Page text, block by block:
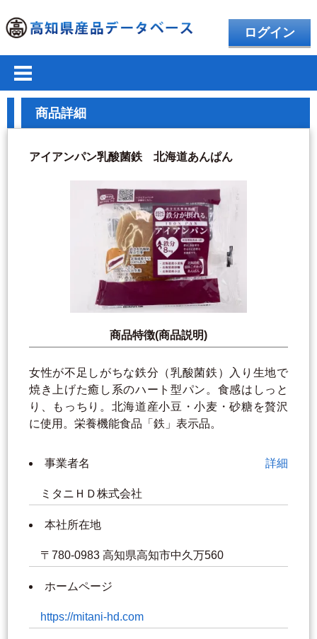
ログイン
商品詳細
アイアンパン乳酸菌鉄 北海道あんぱん
商品特徴(商品説明)
女性が不足しがちな鉄分（乳酸菌鉄）入り生地で
焼き上げた癒し系のハート型パン。食感はしっと
り、もっちり。北海道産小豆・小麦・砂糖を贅沢
に使用。栄養機能食品「鉄」表示品。
事業者名 詳細
ミタニＨＤ株式会社
本社所在地
〒780-0983 高知県高知市中久万560
ホームページ
https://mitani-hd.com